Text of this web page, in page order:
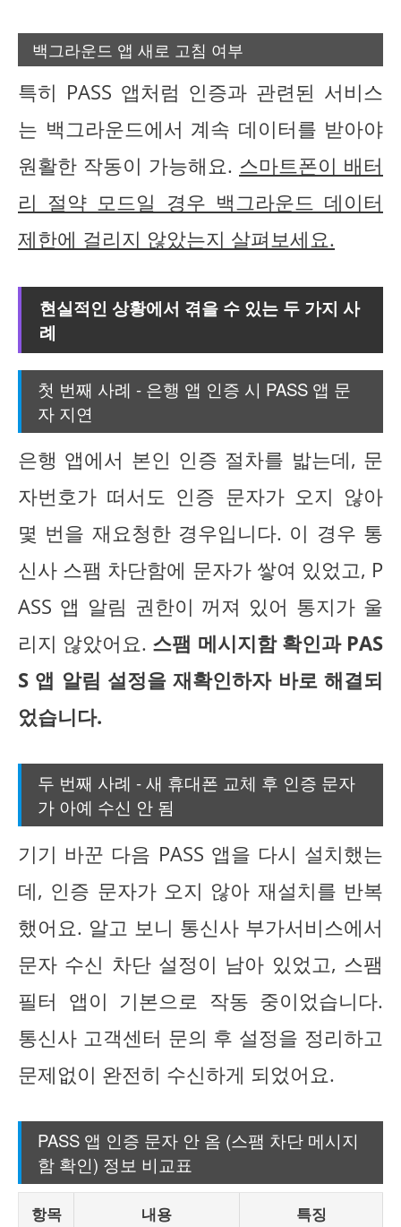
백그라운드 앱 새로 고침 여부
특히 PASS 앱처럼 인증과 관련된 서비스
는 백그라운드에서 계속 데이터를 받아야
원활한 작동이 가능해요. 스마트폰이 배터
리 절약 모드일 경우 백그라운드 데이터
제한에 걸리지 않았는지 살펴보세요.
현실적인 상황에서 겪을 수 있는 두 가지 사
례
첫 번째 사례 - 은행 앱 인증 시 PASS 앱 문
자 지연
은행 앱에서 본인 인증 절차를 밟는데, 문
자번호가 떠서도 인증 문자가 오지 않아
몇 번을 재요청한 경우입니다. 이 경우 통
신사 스팸 차단함에 문자가 쌓여 있었고, P
ASS 앱 알림 권한이 꺼져 있어 통지가 울
리지 않았어요. 스팸 메시지함 확인과 PAS
S 앱 알림 설정을 재확인하자 바로 해결되
었습니다.
두 번째 사례 - 새 휴대폰 교체 후 인증 문자
가 아예 수신 안 됨
기기 바꾼 다음 PASS 앱을 다시 설치했는
데, 인증 문자가 오지 않아 재설치를 반복
했어요. 알고 보니 통신사 부가서비스에서
문자 수신 차단 설정이 남아 있었고, 스팸
필터 앱이 기본으로 작동 중이었습니다.
통신사 고객센터 문의 후 설정을 정리하고
문제없이 완전히 수신하게 되었어요.
PASS 앱 인증 문자 안 옴 (스팸 차단 메시지
함 확인) 정보 비교표
항목 내용 특징